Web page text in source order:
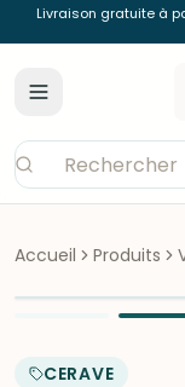
Livraison gratuite à
Accueil Produits
CERAVE